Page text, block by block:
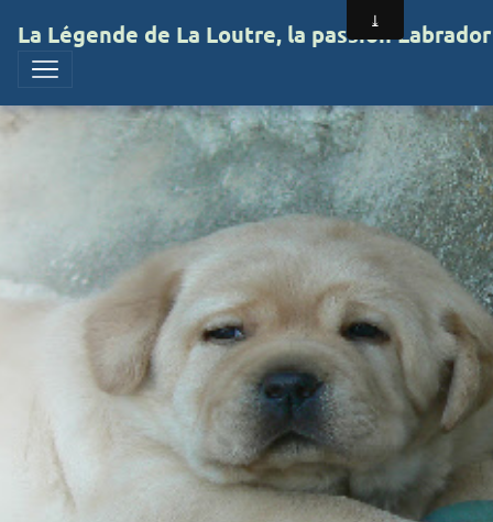
La Légende de La Loutre, la passion